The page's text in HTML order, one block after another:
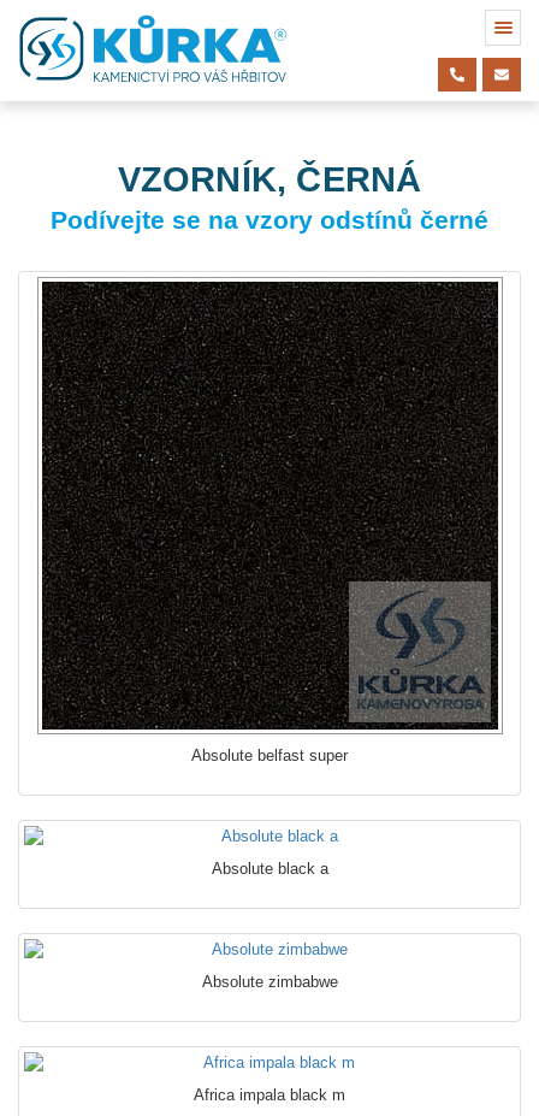
VZORNÍK, ČERNÁ
Podívejte se na vzory odstínů černé
Absolute belfast super
Absolute black a
Absolute zimbabwe
Africa impala black m